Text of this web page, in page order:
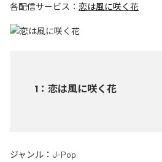
各配信サービス： 恋は風に咲く花
1 ： 恋は風に咲く花
ジャンル： J-Pop